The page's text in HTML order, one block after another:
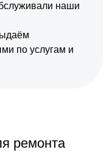
наши
по услугам и
ремонта